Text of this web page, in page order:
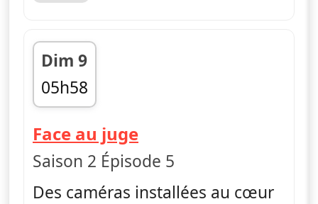
Dim 9
05h58
fin 06h24
Face au juge— Face au juge
Saison 2 Épisode 5
Des caméras installées au cœur